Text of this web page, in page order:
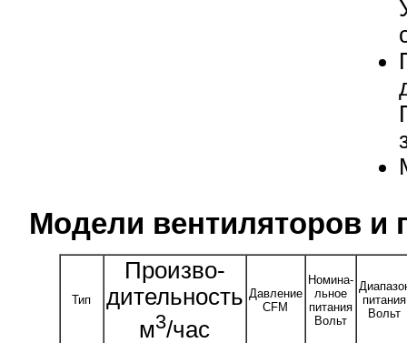
Модели вентиляторов и
Тип
Произво-
дительность
м3/час
Давление
CFM
Номина-
льное
питания
Вольт
питания
Вольт